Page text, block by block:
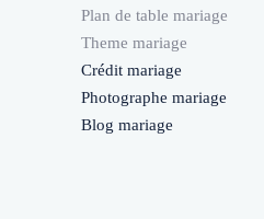
Plan de table mariage
Theme mariage
Crédit mariage
Photographe mariage
Blog mariage